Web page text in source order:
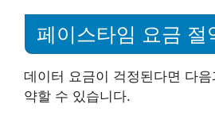
페이스타임 요금 절
데이터 요금이 걱정된다면 다
약할 수 있습니다.